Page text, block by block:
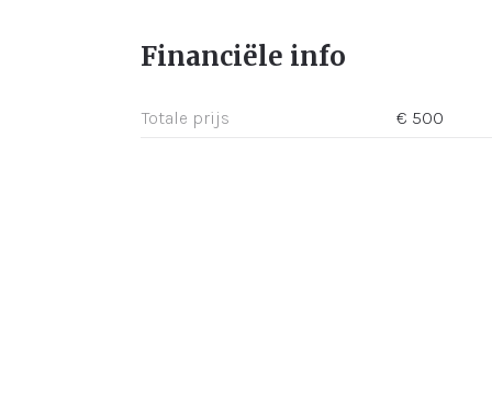
Financiële info
Totale prijs € 500